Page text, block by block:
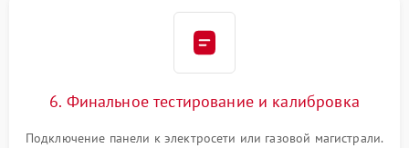
6. Финальное тестирование и калибровка
Подключение панели к электросети или газовой магистрали.